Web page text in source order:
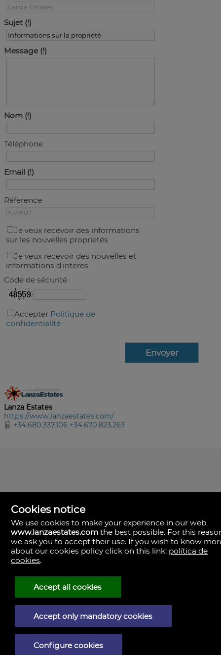
Sujet
Message
Nom
Téléphone
Email
Réference
Je veux recevoir des informations
sur les nouvelles proprietés
Je veux recevoir des nouvelles et
informations d'interes
Code de sécurité
Accepter Politique de
confidentialité
Lanza Estates
https://www.lanzaestates.com/
+34.680.337.106 +34.670.823.263
Lanza Estates
Calle Valle de la Degollada, 63.
+34.680.337.106
+34.670.823.263
Mention légale
Politique de confidentialité
Cookies notice
We use cookies to make your experience in our web
www.lanzaestates.com the best possible. For this
we ask you to accept their use. If you wish to know
about our cookies policy click on this link: política de
cookies.
Accept all cookies
Accept only mandatory cookies
Configure cookies